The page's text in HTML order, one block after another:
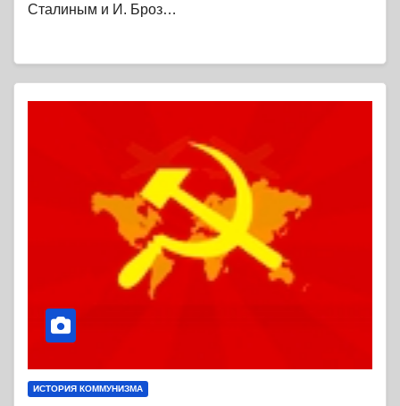
Сталиным и И. Броз…
ИСТОРИЯ КОММУНИЗМА